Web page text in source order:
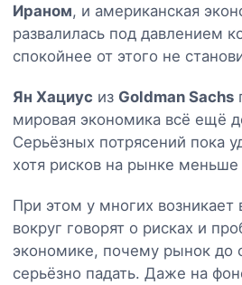
Ираном, и американская
развалилась под давлением
спокойнее от этого не
Ян Хациус из Goldman Sachs
мировая экономика всё ещё
Серьёзных потрясений пока
хотя рисков на рынке меньше
При этом у многих возникает
вокруг говорят о рисках и
экономике, почему рынок до
серьёзно падать. Даже на